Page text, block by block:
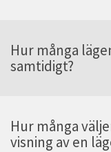
Hur många
samtidigt?
Hur många
visning av en